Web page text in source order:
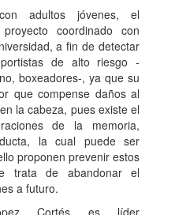
adultos jóvenes, el
coordinado con
a fin de detectar
de alto riesgo -
boxeadores-, ya que su
que compense daños al
la cabeza, pues existe el
de la memoria,
la cual puede ser
proponen prevenir estos
trata de abandonar el
a futuro.